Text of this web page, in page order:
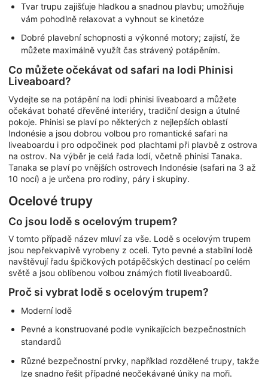
Tvar trupu zajišťuje hladkou a snadnou plavbu; umožňuje
vám pohodlně relaxovat a vyhnout se kinetóze
Dobré plavební schopnosti a výkonné motory; zajistí, že
můžete maximálně využít čas strávený potápěním.
Co můžete očekávat od safari na lodi Phinisi
Liveaboard?
Vydejte se na potápění na lodi phinisi liveaboard a můžete
očekávat bohaté dřevěné interiéry, tradiční design a útulné
pokoje. Phinisi se plaví po některých z nejlepších oblastí
Indonésie a jsou dobrou volbou pro romantické safari na
liveaboardu i pro odpočinek pod plachtami při plavbě z ostrova
na ostrov. Na výběr je celá řada lodí, včetně phinisi Tanaka.
Tanaka se plaví po vnějších ostrovech Indonésie (safari na 3 až
10 nocí) a je určena pro rodiny, páry i skupiny.
Ocelové trupy
Co jsou lodě s ocelovým trupem?
V tomto případě název mluví za vše. Lodě s ocelovým trupem
jsou nepřekvapivě vyrobeny z oceli. Tyto pevné a stabilní lodě
navštěvují řadu špičkových potápěčských destinací po celém
světě a jsou oblíbenou volbou známých flotil liveaboardů.
Proč si vybrat lodě s ocelovým trupem?
Moderní lodě
Pevné a konstruované podle vynikajících bezpečnostních
standardů
Různé bezpečnostní prvky, například rozdělené trupy, takže
lze snadno řešit případné neočekávané úniky na moři.